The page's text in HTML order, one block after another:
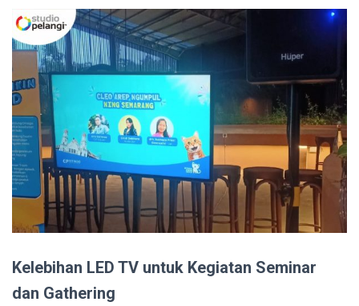
Kelebihan LED TV untuk Kegiatan Seminar
dan Gathering